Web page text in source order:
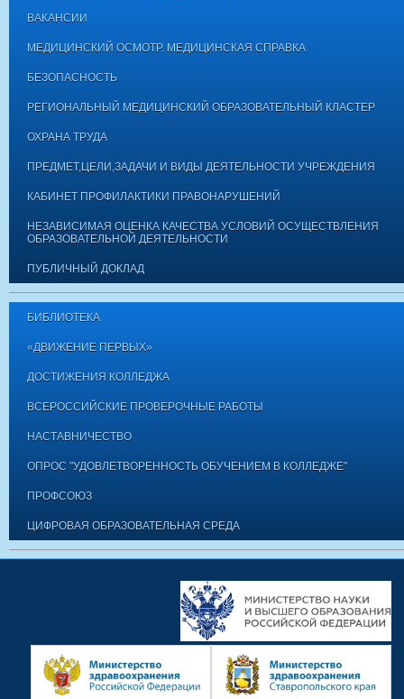
ВАКАНСИИ
МЕДИЦИНСКИЙ ОСМОТР. МЕДИЦИНСКАЯ СПРАВКА
БЕЗОПАСНОСТЬ
РЕГИОНАЛЬНЫЙ МЕДИЦИНСКИЙ ОБРАЗОВАТЕЛЬНЫЙ КЛАСТЕР
ОХРАНА ТРУДА
ПРЕДМЕТ,ЦЕЛИ,ЗАДАЧИ И ВИДЫ ДЕЯТЕЛЬНОСТИ УЧРЕЖДЕНИЯ
КАБИНЕТ ПРОФИЛАКТИКИ ПРАВОНАРУШЕНИЙ
НЕЗАВИСИМАЯ ОЦЕНКА КАЧЕСТВА УСЛОВИЙ ОСУЩЕСТВЛЕНИЯ
ОБРАЗОВАТЕЛЬНОЙ ДЕЯТЕЛЬНОСТИ
ПУБЛИЧНЫЙ ДОКЛАД
БИБЛИОТЕКА
«ДВИЖЕНИЕ ПЕРВЫХ»
ДОСТИЖЕНИЯ КОЛЛЕДЖА
ВСЕРОССИЙСКИЕ ПРОВЕРОЧНЫЕ РАБОТЫ
НАСТАВНИЧЕСТВО
ОПРОС "УДОВЛЕТВОРЕННОСТЬ ОБУЧЕНИЕМ В КОЛЛЕДЖЕ"
ПРОФСОЮЗ
ЦИФРОВАЯ ОБРАЗОВАТЕЛЬНАЯ СРЕДА